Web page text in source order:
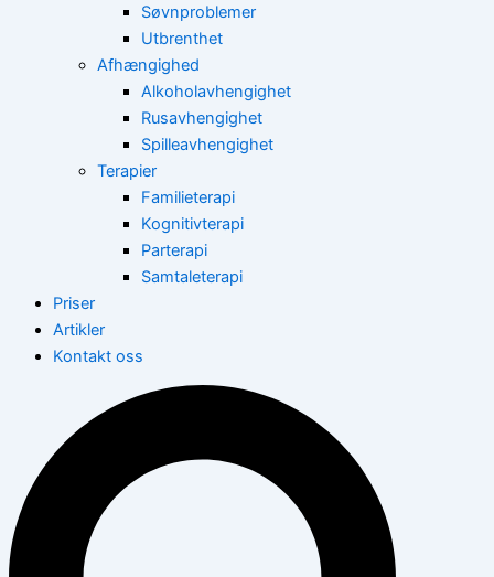
Søvnproblemer
Utbrenthet
Afhængighed
Alkoholavhengighet
Rusavhengighet
Spilleavhengighet
Terapier
Familieterapi
Kognitivterapi
Parterapi
Samtaleterapi
Priser
Artikler
Kontakt oss